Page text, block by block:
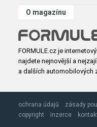
O magazínu
FORMULE.cz je
najdete nejnovější a
a dalších automobilových
ochrana údajů zásady
copyright
inzerce